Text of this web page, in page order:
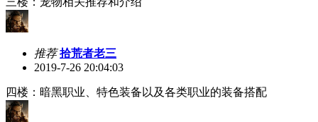
推荐拾荒者老三
2019-7-26 20:04:03
四楼：暗黑职业、特色装备以及各类职业的装备搭配